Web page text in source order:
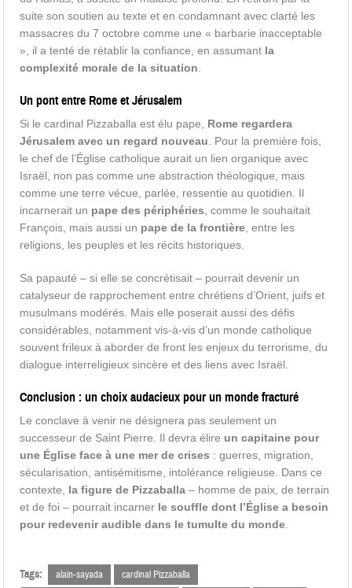
suite son soutien au texte et en condamnant avec clarté les
massacres du 7 octobre comme une « barbarie inacceptable
», il a tenté de rétablir la confiance, en assumant la
complexité morale de la situation
Un pont entre Rome et Jérusalem
Si le cardinal Pizzaballa est élu pape, Rome regardera
Jérusalem avec un regard nouveau . Pour la première fois,
le chef de l’Église catholique aurait un lien organique avec
Israël, non pas comme une abstraction théologique, mais
comme une terre vécue, parlée, ressentie au quotidien. Il
incarnerait un pape des périphéries , comme le souhaitait
François, mais aussi un pape de la frontière , entre les
religions, les peuples et les récits historiques.
Sa papauté – si elle se concrétisait – pourrait devenir un
catalyseur de rapprochement entre chrétiens d’Orient, juifs et
musulmans modérés. Mais elle poserait aussi des défis
considérables, notamment vis-à-vis d’un monde catholique
souvent frileux à aborder de front les enjeux du terrorisme, du
dialogue interreligieux sincère et des liens avec Israël.
Conclusion : un choix audacieux pour un monde fracturé
Le conclave à venir ne désignera pas seulement un
successeur de Saint Pierre. Il devra élire un capitaine pour
une Église face à une mer de crises : guerres, migration,
sécularisation, antisémitisme, intolérance religieuse. Dans ce
contexte, la figure de Pizzaballa – homme de paix, de terrain
et de foi – pourrait incarner le souffle dont l’Église a besoin
pour redevenir audible dans le tumulte du monde
Tags: alain-sayada
cardinal Pizzaballa